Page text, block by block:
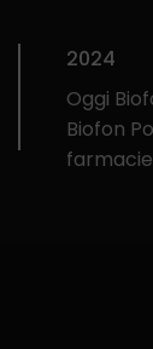
2024
Oggi
Biofon